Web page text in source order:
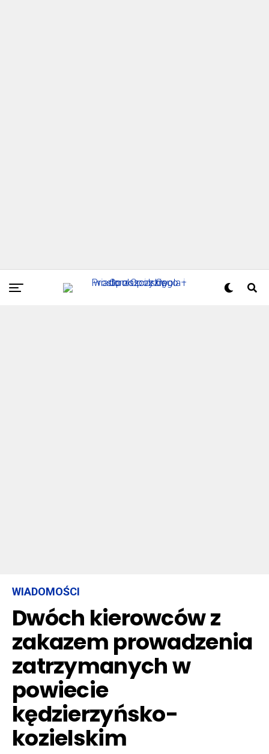
WIADOMOŚCI
Dwóch kierowców z
zakazem prowadzenia
zatrzymanych w
powiecie
kędzierzyńsko-
kozielskim